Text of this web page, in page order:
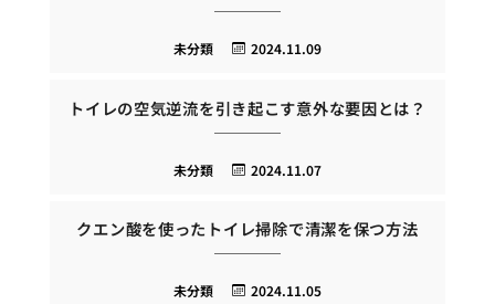
2024.11.09
未分類
トイレの空気逆流を引き起こす意外な要因とは？
2024.11.07
未分類
クエン酸を使ったトイレ掃除で清潔を保つ方法
2024.11.05
未分類